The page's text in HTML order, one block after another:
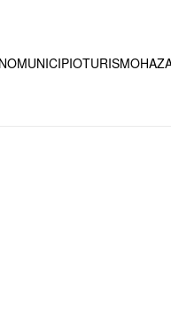
MUNICIPIOTURISMO